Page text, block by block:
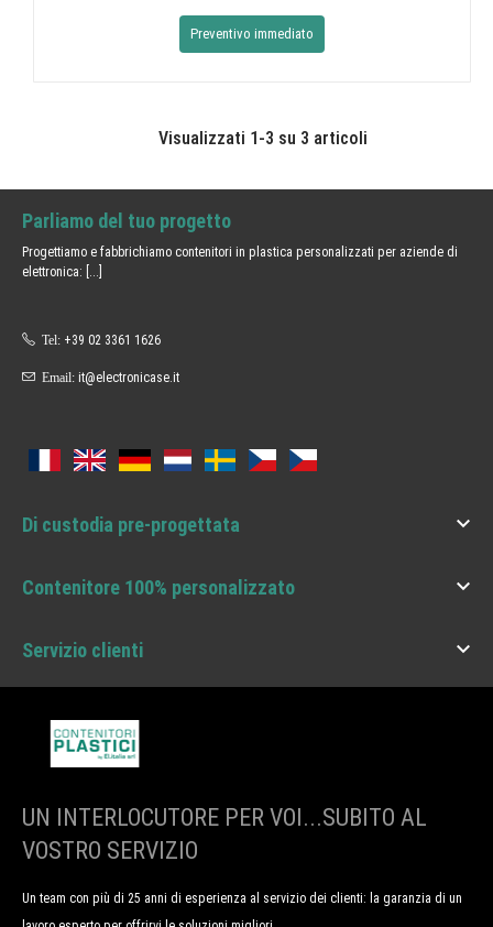
Preventivo immediato
Visualizzati 1-3 su 3 articoli
Parliamo del tuo progetto
Progettiamo e fabbrichiamo contenitori in plastica personalizzati per aziende di
elettronica: [...]
Tel: +39 02 3361 1626
Email: it@electronicase.it
Di custodia pre-progettata 
Contenitore 100% personalizzato 
Servizio clienti 
UN INTERLOCUTORE PER VOI...SUBITO AL
VOSTRO SERVIZIO
Un team con più di 25 anni di esperienza al servizio dei clienti: la garanzia di un